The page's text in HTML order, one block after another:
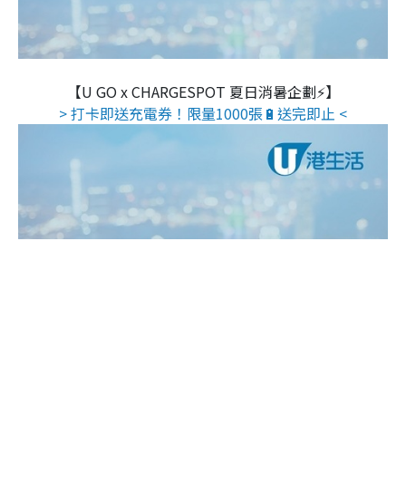
【U GO x CHARGESPOT 夏日消暑企劃⚡】
> 打卡即送充電券！限量1000張🔋送完即止 <